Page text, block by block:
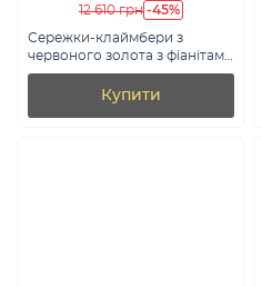
12 610 грн -45%
Сережки-клаймбери з
червоного золота з фіанітами
(арт. 110647)
Купити